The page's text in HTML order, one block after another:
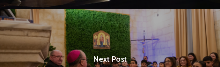
Next Post